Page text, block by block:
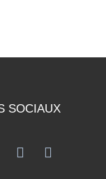
SOCIAUX